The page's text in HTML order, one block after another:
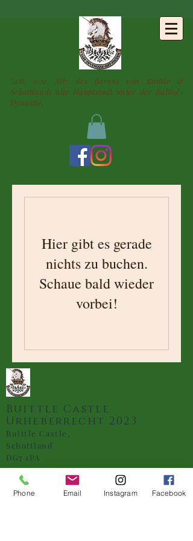
Zeit. 1170. Sitz des Barons von Buittle &
Schottlands alte Hauptstadt unter der Balliol-
Dynastie.
Hier gibt es gerade
nichts zu buchen.
Schaue bald wieder
vorbei!
Buittle Castle
Urheberrecht 2023
Buittle Castle,
Schottland
DG7 1PA
Phone Email Instagram Facebook